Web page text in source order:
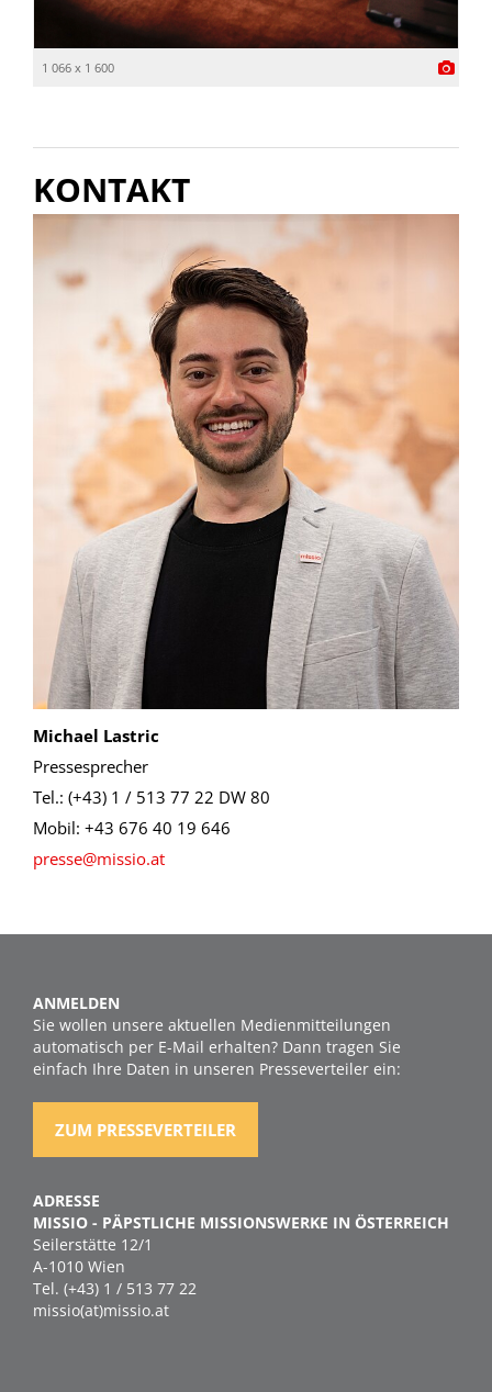
1 066 x 1 600
KONTAKT
Michael Lastric
Pressesprecher
Tel.: (+43) 1 / 513 77 22 DW 80
Mobil: +43 676 40 19 646
presse@missio.at
ANMELDEN
Sie wollen unsere aktuellen Medienmitteilungen
automatisch per E-Mail erhalten? Dann tragen Sie
einfach Ihre Daten in unseren Presseverteiler ein:
ZUM PRESSEVERTEILER
ADRESSE
MISSIO - PÄPSTLICHE MISSIONSWERKE IN ÖSTERREICH
Seilerstätte 12/1
A-1010 Wien
Tel. (+43) 1 / 513 77 22
missio(at)missio.at